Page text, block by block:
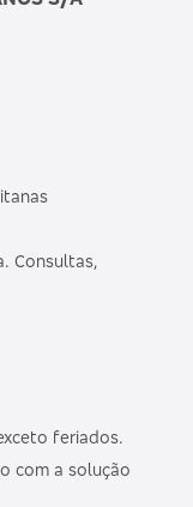
Consultas,
feriados.
com a solução